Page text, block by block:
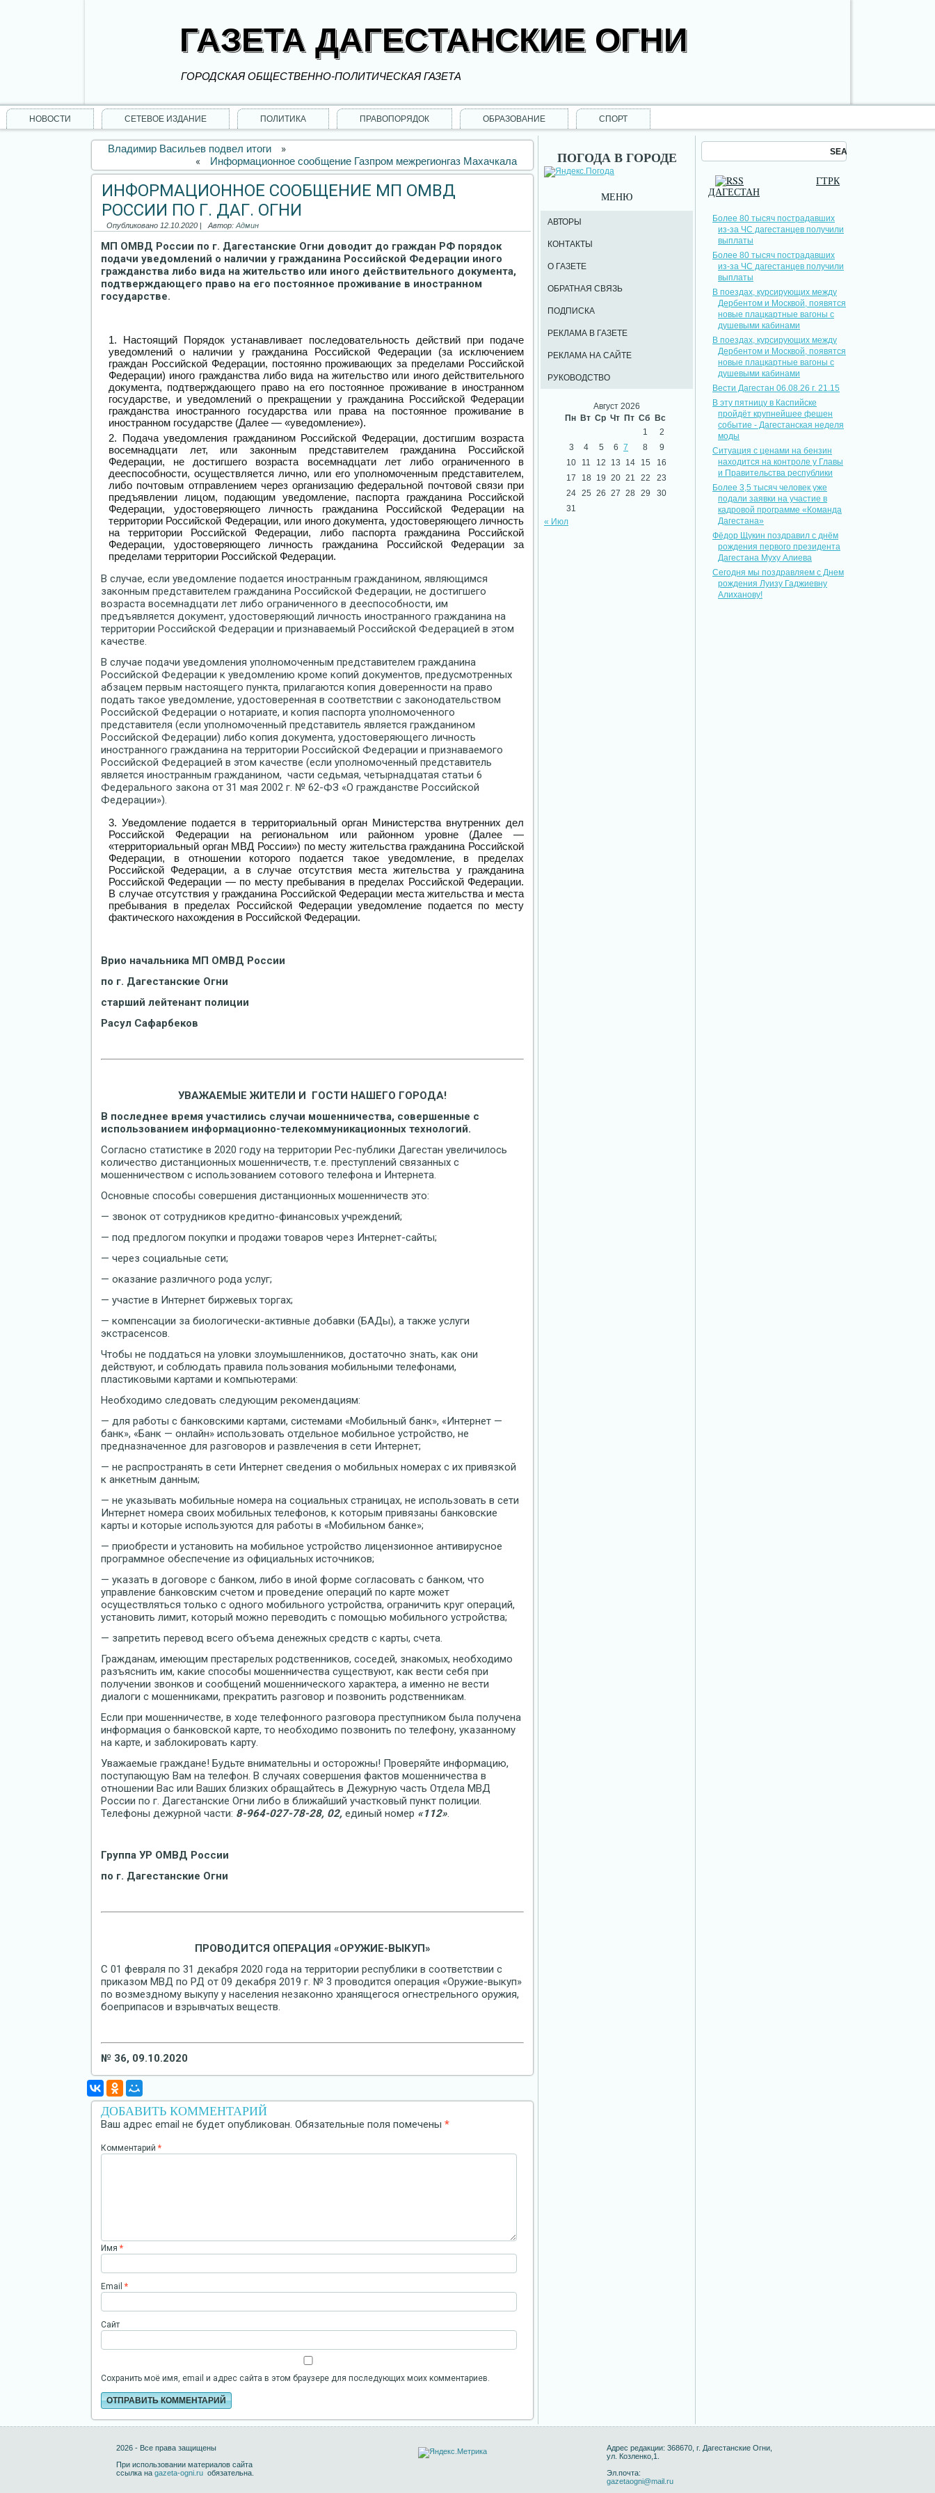
ГАЗЕТА ДАГЕСТАНСКИЕ ОГНИ
ГОРОДСКАЯ ОБЩЕСТВЕННО-ПОЛИТИЧЕСКАЯ ГАЗЕТА
НОВОСТИ СЕТЕВОЕ ИЗДАНИЕ ПОЛИТИКА ПРАВОПОРЯДОК ОБРАЗОВАНИЕ СПОРТ
Владимир Васильев подвел итоги
»
«
Информационное сообщение Газпром межрегионгаз Махачкала
ИНФОРМАЦИОННОЕ СООБЩЕНИЕ МП ОМВД
РОССИИ ПО Г. ДАГ. ОГНИ
Опубликовано 12.10.2020 | Автор: Админ
МП ОМВД России по г. Дагестанские Огни доводит до граждан РФ порядок
подачи уведомлений о наличии у гражданина Российской Федерации иного
гражданства либо вида на жительство или иного действительного документа,
подтверждающего право на его постоянное проживание в иностранном
государстве.
Настоящий Порядок устанавливает последовательность действий при подаче
уведомлений о наличии у гражданина Российской Федерации (за исключением
граждан Российской Федерации, постоянно проживающих за пределами Российской
Федерации) иного гражданства либо вида на жительство или иного действительного
документа, подтверждающего право на его постоянное проживание в иностранном
государстве, и уведомлений о прекращении у гражданина Российской Федерации
гражданства иностранного государства или права на постоянное проживание в
иностранном государстве (Далее — «уведомление»).
Подача уведомления гражданином Российской Федерации, достигшим возраста
восемнадцати лет, или законным представителем гражданина Российской
Федерации, не достигшего возраста восемнадцати лет либо ограниченного в
дееспособности, осуществляется лично, или его уполномоченным представителем,
либо почтовым отправлением через организацию федеральной почтовой связи при
предъявлении лицом, подающим уведомление, паспорта гражданина Российской
Федерации, удостоверяющего личность гражданина Российской Федерации на
территории Российской Федерации, или иного документа, удостоверяющего личность
на территории Российской Федерации, либо паспорта гражданина Российской
Федерации, удостоверяющего личность гражданина Российской Федерации за
пределами территории Российской Федерации.
В случае, если уведомление подается иностранным гражданином, являющимся
законным представителем гражданина Российской Федерации, не достигшего
возраста восемнадцати лет либо ограниченного в дееспособности, им
предъявляется документ, удостоверяющий личность иностранного гражданина на
территории Российской Федерации и признаваемый Российской Федерацией в этом
качестве.
В случае подачи уведомления уполномоченным представителем гражданина
Российской Федерации к уведомлению кроме копий документов, предусмотренных
абзацем первым настоящего пункта, прилагаются копия доверенности на право
подать такое уведомление, удостоверенная в соответствии с законодательством
Российской Федерации о нотариате, и копия паспорта уполномоченного
представителя (если уполномоченный представитель является гражданином
Российской Федерации) либо копия документа, удостоверяющего личность
иностранного гражданина на территории Российской Федерации и признаваемого
Российской Федерацией в этом качестве (если уполномоченный представитель
является иностранным гражданином, части седьмая, четырнадцатая статьи 6
Федерального закона от 31 мая 2002 г. № 62-ФЗ «О гражданстве Российской
Федерации»).
Уведомление подается в территориальный орган Министерства внутренних дел
Российской Федерации на региональном или районном уровне (Далее —
«территориальный орган МВД России») по месту жительства гражданина Российской
Федерации, в отношении которого подается такое уведомление, в пределах
Российской Федерации, а в случае отсутствия места жительства у гражданина
Российской Федерации — по месту пребывания в пределах Российской Федерации.
В случае отсутствия у гражданина Российской Федерации места жительства и места
пребывания в пределах Российской Федерации уведомление подается по месту
фактического нахождения в Российской Федерации.
Врио начальника МП ОМВД России
по г. Дагестанские Огни
старший лейтенант полиции
Расул Сафарбеков
УВАЖАЕМЫЕ ЖИТЕЛИ И ГОСТИ НАШЕГО ГОРОДА!
В последнее время участились случаи мошенничества, совершенные с
использованием информационно-телекоммуникационных технологий.
Согласно статистике в 2020 году на территории Рес-публики Дагестан увеличилось
количество дистанционных мошенничеств, т.е. преступлений связанных с
мошенничеством с использованием сотового телефона и Интернета.
Основные способы совершения дистанционных мошенничеств это:
— звонок от сотрудников кредитно-финансовых учреждений;
— под предлогом покупки и продажи товаров через Интернет-сайты;
— через социальные сети;
— оказание различного рода услуг;
— участие в Интернет биржевых торгах;
— компенсации за биологически-активные добавки (БАДы), а также услуги
экстрасенсов.
Чтобы не поддаться на уловки злоумышленников, достаточно знать, как они
действуют, и соблюдать правила пользования мобильными телефонами,
пластиковыми картами и компьютерами:
Необходимо следовать следующим рекомендациям:
— для работы с банковскими картами, системами «Мобильный банк», «Интернет —
банк», «Банк — онлайн» использовать отдельное мобильное устройство, не
предназначенное для разговоров и развлечения в сети Интернет;
— не распространять в сети Интернет сведения о мобильных номерах с их привязкой
к анкетным данным;
— не указывать мобильные номера на социальных страницах, не использовать в сети
Интернет номера своих мобильных телефонов, к которым привязаны банковские
карты и которые используются для работы в «Мобильном банке»;
— приобрести и установить на мобильное устройство лицензионное антивирусное
программное обеспечение из официальных источников;
— указать в договоре с банком, либо в иной форме согласовать с банком, что
управление банковским счетом и проведение операций по карте может
осуществляться только с одного мобильного устройства, ограничить круг операций,
установить лимит, который можно переводить с помощью мобильного устройства;
— запретить перевод всего объема денежных средств с карты, счета.
Гражданам, имеющим престарелых родственников, соседей, знакомых, необходимо
разъяснить им, какие способы мошенничества существуют, как вести себя при
получении звонков и сообщений мошеннического характера, а именно не вести
диалоги с мошенниками, прекратить разговор и позвонить родственникам.
Если при мошенничестве, в ходе телефонного разговора преступником была получена
информация о банковской карте, то необходимо позвонить по телефону, указанному
на карте, и заблокировать карту.
Уважаемые граждане! Будьте внимательны и осторожны! Проверяйте информацию,
поступающую Вам на телефон. В случаях совершения фактов мошенничества в
отношении Вас или Ваших близких обращайтесь в Дежурную часть Отдела МВД
России по г. Дагестанские Огни либо в ближайший участковый пункт полиции.
Телефоны дежурной части: 8-964-027-78-28, 02, единый номер «112».
Группа УР ОМВД России
по г. Дагестанские Огни
ПРОВОДИТСЯ ОПЕРАЦИЯ «ОРУЖИЕ-ВЫКУП»
С 01 февраля по 31 декабря 2020 года на территории республики в соответствии с
приказом МВД по РД от 09 декабря 2019 г. № 3 проводится операция «Оружие-выкуп»
по возмездному выкупу у населения незаконно хранящегося огнестрельного оружия,
боеприпасов и взрывчатых веществ.
№ 36, 09.10.2020
ДОБАВИТЬ КОММЕНТАРИЙ
Ваш адрес email не будет опубликован. Обязательные поля помечены *
Комментарий *
Имя *
Email *
Сайт
Сохранить моё имя, email и адрес сайта в этом браузере для последующих моих комментариев.
ПОГОДА В ГОРОДЕ
МЕНЮ
АВТОРЫ
КОНТАКТЫ
О ГАЗЕТЕ
ОБРАТНАЯ СВЯЗЬ
ПОДПИСКА
РЕКЛАМА В ГАЗЕТЕ
РЕКЛАМА НА САЙТЕ
РУКОВОДСТВО
Август 2026
Пн Вт Ср Чт Пт Сб
Вс
1
2
3
4 5 6 7 8
9
10
11 12 13 14 15
16
17
18 19 20 21 22
23
24 25 26 27 28 29
30
31
« Июл
ГТРК
ДАГЕСТАН
Более 80 тысяч пострадавших
из-за ЧС дагестанцев получили
выплаты
Более 80 тысяч пострадавших
из-за ЧС дагестанцев получили
выплаты
В поездах, курсирующих между
Дербентом и Москвой, появятся
новые плацкартные вагоны с
душевыми кабинами
В поездах, курсирующих между
Дербентом и Москвой, появятся
новые плацкартные вагоны с
душевыми кабинами
Вести Дагестан 06.08.26 г. 21.15
В эту пятницу в Каспийске
пройдёт крупнейшее фешен
событие - Дагестанская неделя
моды
Ситуация с ценами на бензин
находится на контроле у Главы
и Правительства республики
Более 3,5 тысяч человек уже
подали заявки на участие в
кадровой программе «Команда
Дагестана»
Фёдор Щукин поздравил с днём
рождения первого президента
Дагестана Муху Алиева
Сегодня мы поздравляем с Днем
рождения Луизу Гаджиевну
Алиханову!
2026 - Все права защищены
При использовании материалов сайта
ссылка на gazeta-ogni.ru обязательна.
Адрес редакции: 368670, г. Дагестанские Огни,
ул. Козленко,1.
Эл.почта:
gazetaogni@mail.ru